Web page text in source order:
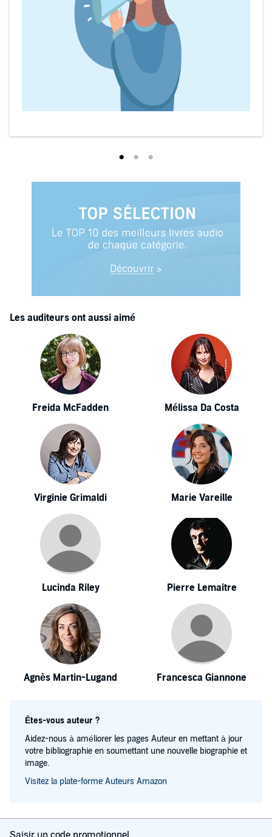
Les auditeurs ont aussi aimé
Freida McFadden Mélissa Da Costa
Virginie Grimaldi Marie Vareille
Lucinda Riley Pierre Lemaitre
Agnès Martin-Lugand Francesca Giannone
Êtes-vous auteur ?
Aidez-nous à améliorer les pages Auteur en mettant à jour
votre bibliographie en soumettant une nouvelle biographie et
image.
Visitez la plate-forme Auteurs Amazon